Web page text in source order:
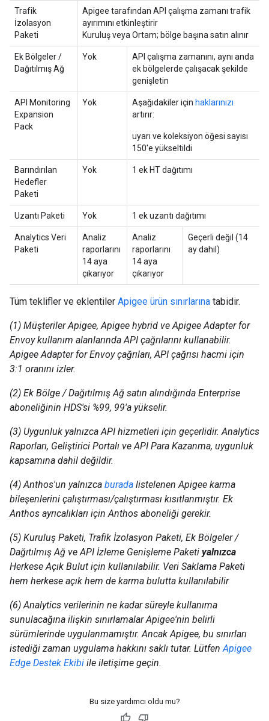
Trafik
İzolasyon
Paketi
Apigee tarafından API çalışma zamanı trafik
ayırımını etkinleştirir
Kuruluş veya Ortam; bölge başına satın alınır
Ek Bölgeler /
Dağıtılmış Ağ
Yok
API çalışma zamanını, aynı anda
ek bölgelerde çalışacak şekilde
genişletin
API Monitoring
Expansion
Pack
Yok Aşağıdakiler için haklarınızı
artırır:
uyarı ve koleksiyon öğesi sayısı
150'e yükseltildi
Barındırılan
Hedefler
Paketi
Yok 1 ek HT dağıtımı
Uzantı Paketi Yok 1 ek uzantı dağıtımı
Analytics Veri
Paketi
Analiz
raporlarını
14 aya
çıkarıyor
Analiz
raporlarını
14 aya
çıkarıyor
Geçerli değil (14
ay dahil)
Tüm teklifler ve eklentiler Apigee ürün sınırlarına tabidir.
(1) Müşteriler Apigee, Apigee hybrid ve Apigee Adapter for
Envoy kullanım alanlarında API çağrılarını kullanabilir.
Apigee Adapter for Envoy çağrıları, API çağrısı hacmi için
3:1 oranını izler.
(2) Ek Bölge / Dağıtılmış Ağ satın alındığında Enterprise
aboneliğinin HDS'si %99, 99'a yükselir.
(3) Uygunluk yalnızca API hizmetleri için geçerlidir. Analytics
Raporları, Geliştirici Portalı ve API Para Kazanma, uygunluk
kapsamına dahil değildir.
(4) Anthos'un yalnızca burada listelenen Apigee karma
bileşenlerini çalıştırması/çalıştırması kısıtlanmıştır. Ek
Anthos ayrıcalıkları için Anthos aboneliği gerekir.
(5) Kuruluş Paketi, Trafik İzolasyon Paketi, Ek Bölgeler /
Dağıtılmış Ağ ve API İzleme Genişleme Paketi yalnızca
Herkese Açık Bulut için kullanılabilir. Veri Saklama Paketi
hem herkese açık hem de karma bulutta kullanılabilir
(6) Analytics verilerinin ne kadar süreyle kullanıma
sunulacağına ilişkin sınırlamalar Apigee'nin belirli
sürümlerinde uygulanmamıştır. Ancak Apigee, bu sınırları
istediği zaman uygulama hakkını saklı tutar. LütfenApigee
Edge Destek Ekibi ile iletişime geçin.
Bu size yardımcı oldu mu?